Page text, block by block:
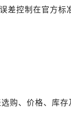
约）
约）
差控制在官方标
购、价格、库存